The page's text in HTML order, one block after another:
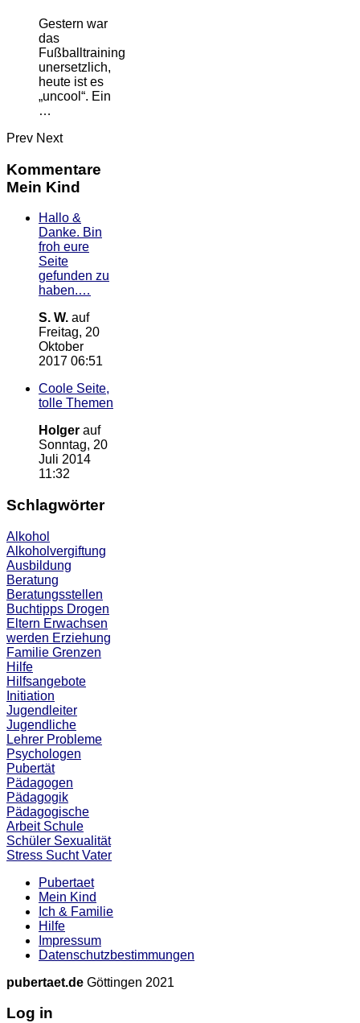
Gestern war
das
Fußballtraining
unersetzlich,
heute ist es
„uncool“. Ein
…
Prev Next
Kommentare
Mein Kind
Hallo &
Danke. Bin
froh eure
Seite
gefunden zu
haben.…
S. W. auf
Freitag, 20
Oktober
2017 06:51
Coole Seite,
tolle Themen
Holger auf
Sonntag, 20
Juli 2014
11:32
Schlagwörter
Alkohol
Alkoholvergiftung
Ausbildung
Beratung
Beratungsstellen
Buchtipps Drogen
Eltern Erwachsen
werden Erziehung
Familie Grenzen
Hilfe
Hilfsangebote
Initiation
Jugendleiter
Jugendliche
Lehrer Probleme
Psychologen
Pubertät
Pädagogen
Pädagogik
Pädagogische
Arbeit Schule
Schüler Sexualität
Stress SuchtVater
Pubertaet
Mein Kind
Ich & Familie
Hilfe
Impressum
Datenschutzbestimmungen
pubertaet.de Göttingen 2021
Log in